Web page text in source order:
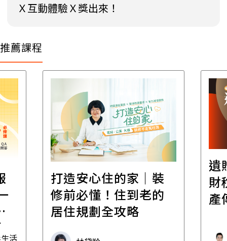
Ｘ互動體驗Ｘ獎出來！
推薦課程
活
打造安心住的家｜裝
修前必懂！住到老的
居住規劃全攻略
遺
財
產